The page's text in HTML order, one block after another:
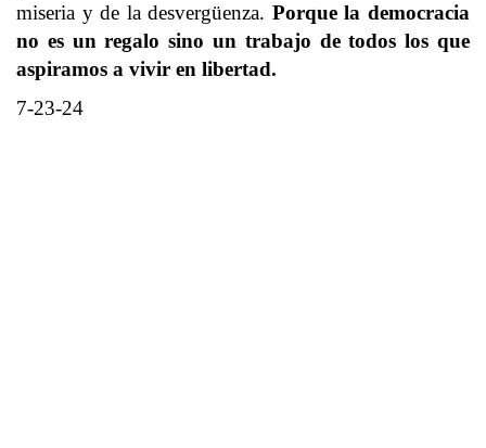
miseria y de la desvergüenza. Porque la democracia
no es un regalo sino un trabajo de todos los que
aspiramos a vivir en libertad.
7-23-24